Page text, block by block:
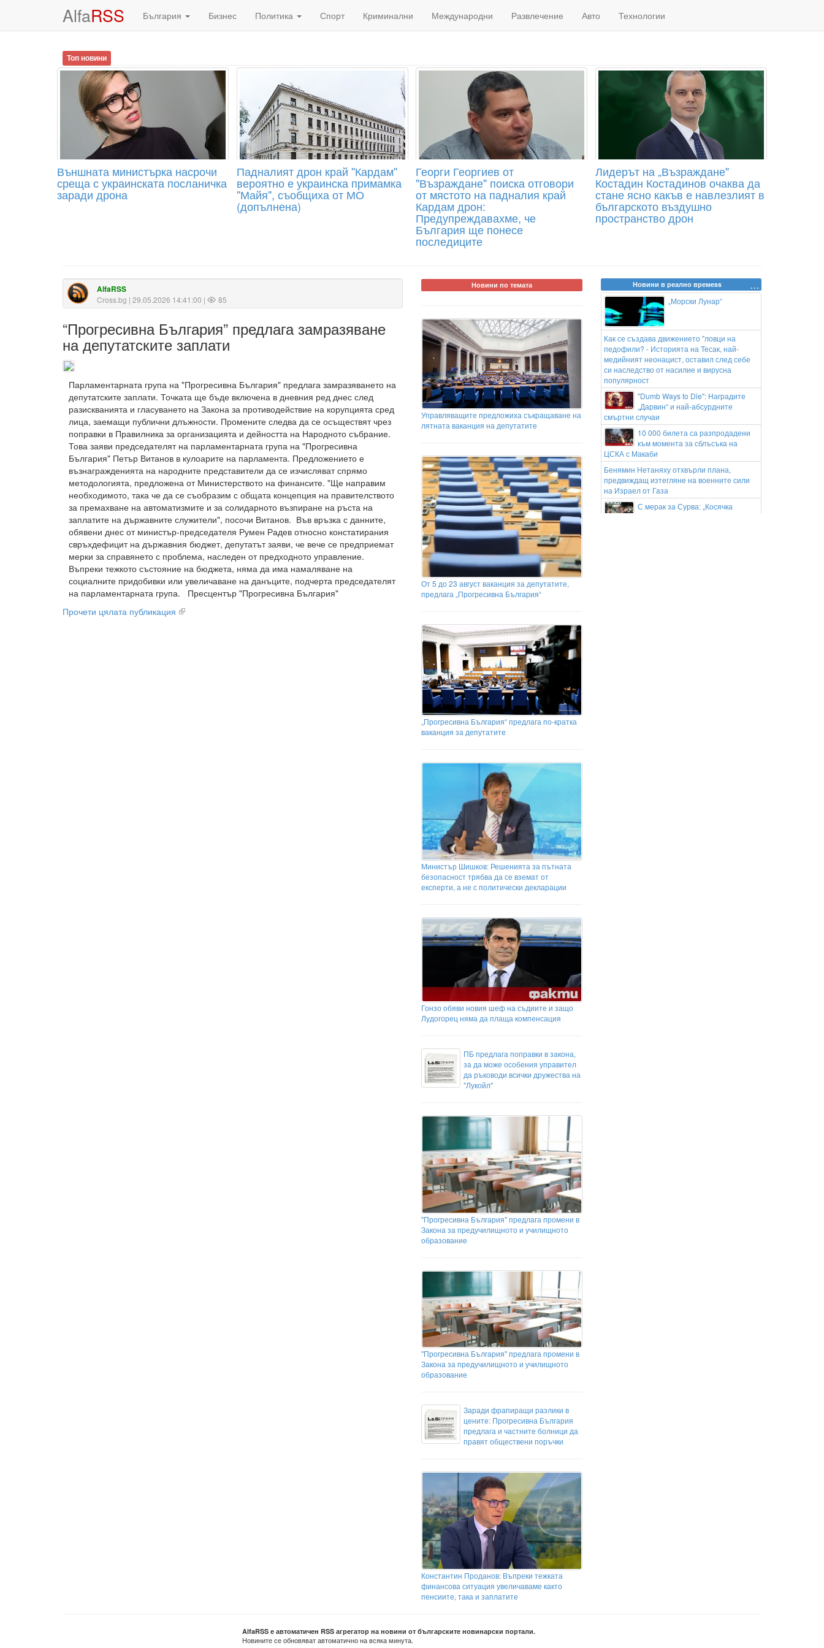
AlfaRSS България Бизнес Политика Спорт Криминални Международни Развлечение Авто Технологии
Топ новини
Външната министърка насрочи
среща с украинската посланичка
заради дрона
Падналият дрон край ''Кардам''
вероятно е украинска примамка
''Майя'', съобщиха от МО
(допълнена)
Георги Георгиев от
"Възраждане" поиска отговори
от мястото на падналия край
Кардам дрон:
Предупреждавахме, че
България ще понесе
последиците
Лидерът на „Възраждане"
Костадин Костадинов очаква да
стане ясно какъв е навлезлият в
българското въздушно
пространство дрон
AlfaRSS
Cross.bg | 29.05.2026 14:41:00 | 85
“Прогресивна България” предлага замразяване
на депутатските заплати
Парламентарната група на "Прогресивна България" предлага замразяването на
депутатските заплати. Точката ще бъде включена в дневния ред днес след
разискванията и гласуването на Закона за противодействие на корупцията сред
лица, заемащи публични длъжности. Промените следва да се осъществят чрез
поправки в Правилника за организацията и дейността на Народното събрание.
Това заяви председателят на парламентарната група на "Прогресивна
България" Петър Витанов в кулоарите на парламента. Предложението е
възнагражденията на народните представители да се изчисляват спрямо
методологията, предложена от Министерството на финансите. "Ще направим
необходимото, така че да се съобразим с общата концепция на правителството
за премахване на автоматизмите и за солидарното възпиране на ръста на
заплатите на държавните служители", посочи Витанов. Във връзка с данните,
обявени днес от министър-председателя Румен Радев относно констатирания
свръхдефицит на държавния бюджет, депутатът заяви, че вече се предприемат
мерки за справянето с проблема, наследен от предходното управление.
Въпреки тежкото състояние на бюджета, няма да има намаляване на
социалните придобивки или увеличаване на данъците, подчерта председателят
на парламентарната група. Пресцентър "Прогресивна България"
Прочети цялата публикация
Новини по темата
Управляващите предложиха съкращаване на
лятната ваканция на депутатите
От 5 до 23 август ваканция за депутатите,
предлага „Прогресивна България“
„Прогресивна България“ предлага по-кратка
ваканция за депутатите
Министър Шишков: Решенията за пътната
безопасност трябва да се вземат от
експерти, а не с политически декларации
Гонзо обяви новия шеф на съдиите и защо
Лудогорец няма да плаща компенсация
ПБ предлага поправки в закона,
за да може особения управител
да ръководи всички дружества на
"Лукойл"
"Прогресивна България" предлага промени в
Закона за предучилищното и училищното
образование
"Прогресивна България" предлага промени в
Закона за предучилищното и училищното
образование
Заради фрапиращи разлики в
цените: Прогресивна България
предлага и частните болници да
правят обществени поръчки
Константин Проданов: Въпреки тежката
финансова ситуация увеличаваме както
пенсиите, така и заплатите
Новини в реално времеss
„Морски Лунар“
Как се създава движението "ловци на
педофили? - Историята на Тесак, най-
медийният неонацист, оставил след себе
си наследство от насилие и вирусна
популярност
"Dumb Ways to Die": Наградите
„Дарвин“ и най-абсурдните
смъртни случаи
10 000 билета са разпродадени
към момента за сблъсъка на
ЦСКА с Макаби
Бенямин Нетаняху отхвърли плана,
предвиждащ изтегляне на военните сили
на Израел от Газа
С мерак за Сурва: „Косячка
AlfaRSS е автоматичен RSS агрегатор на новини от българските новинарски портали.
Новините се обновяват автоматично на всяка минута.